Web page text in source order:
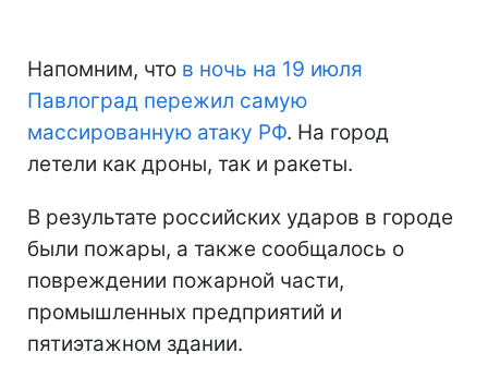
Напомним, что в ночь на 19 июля
Павлоград пережил самую
массированную атаку РФ. На город
летели как дроны, так и ракеты.
В результате российских ударов в городе
были пожары, а также сообщалось о
повреждении пожарной части,
промышленных предприятий и
пятиэтажном здании.